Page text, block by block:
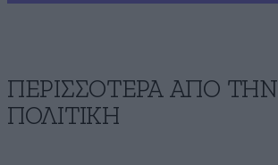
ΠΕΡΙΣΣΟΤΕΡΑ ΑΠΟ ΤΗΝ
ΠΟΛΙΤΙΚΗ